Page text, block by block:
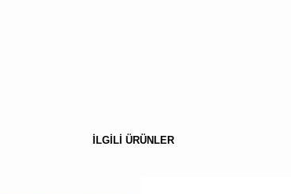
İLGİLİ ÜRÜNLER